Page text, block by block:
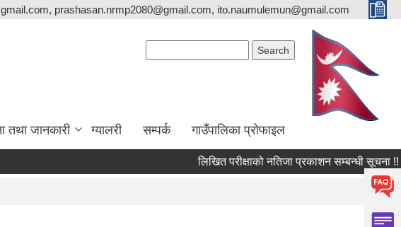
prashasan.nrmp2080@gmail.com, ito.naumulemun@gmail.com
तथा जानकारी ग्यालरी सम्पर्क गाउँपालिका प्रोफाइल
लिखित परीक्षाको नतिजा प्रकाशन सम्बन्धी सूचना !!